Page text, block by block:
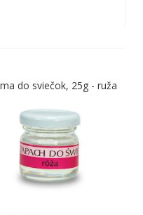
do sviečok, 25g - ruža